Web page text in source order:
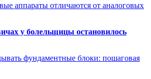
аппараты отличаются от аналоговых
у болельщицы остановилось
фундаментные блоки: пошаговая